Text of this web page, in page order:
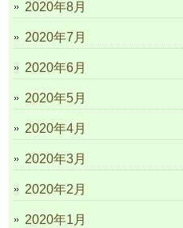
2020年8月
2020年7月
2020年6月
2020年5月
2020年4月
2020年3月
2020年2月
2020年1月